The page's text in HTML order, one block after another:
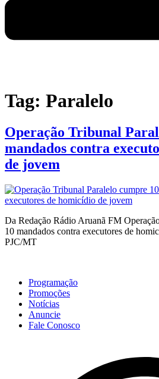
Tag: Paralelo
Operação Tribunal
mandados contra
de jovem
Da Redação Rádio Aruanã FM
10 mandados contra executores de
PJC/MT
Programação
Promoções
Notícias
Anuncie
Fale Conosco